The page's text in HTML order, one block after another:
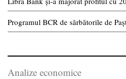
Programul BCR de sărbătorile de
Analize economice